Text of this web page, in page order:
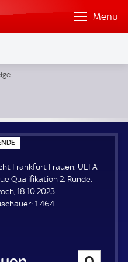
Menü
P
E
L
E
N
E
Frankfurt Frauen. UEFA
Qualifikation 2. Runde.
18.10.2023.
Z1.464.